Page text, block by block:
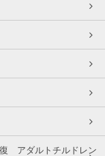
アダルトチルドレン